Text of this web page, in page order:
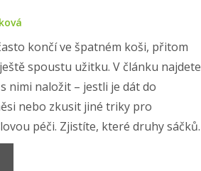
končí ve špatném koši, přitom
spoustu užitku. V článku najdete
nimi naložit – jestli je dát do
nebo zkusit jiné triky pro
péči. Zjistíte, které druhy sáčků
a na co si dát pozor, aby netrpěla
tipy vás možná překvapí a vaše